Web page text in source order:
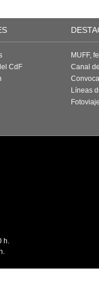
CdF
MUFF,
Canal
Líneas
h.